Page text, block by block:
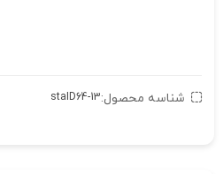
شناسه محصول:staID64-13